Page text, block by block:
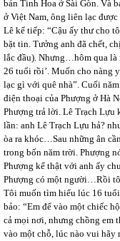
bản Tinh Hoa ở Sài Gòn. Và
ở Việt Nam, ông liên lạc
Lê kể tiếp: “Cậu ấy thư cho
bặt tin. Tưởng anh đã chết,
lắc đầu). Nhưng…hôm qua là
26 tuổi rồi’. Muốn cho nàng
lạc gì với quê nhà”. Cuối
điện thoại của Phượng ở Hà
Phượng trả lời. Lê Trạch Lựu
lần: anh Lê Trạch Lựu hả?
òa ra khóc…Sau những ân
trong bốn năm trời. Phượng
Phượng kể thật với anh ấy
Phượng có một người…Rồi
Tôi muốn tìm hiểu lúc 16
bảo: “Em để vào một chiếc
cả mọi nơi, nhưng chồng em
vào một chỗ, lúc nào vui hãy